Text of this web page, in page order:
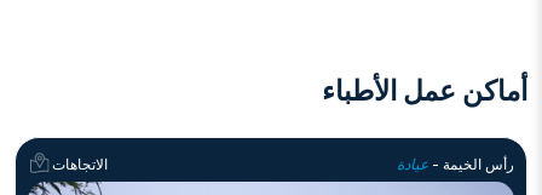
"كيس ظهاري في شحمة الأذن: كيس شائع في موقع غير
فوروات في أعراض الأنف والجيوب الأنفية في التهاب الأنف
التحسسي: دراسة عشوائية" - (يناير 2020)
أماكن عمل الأطباء
رأس الخيمة - عيادة الاتجاهات